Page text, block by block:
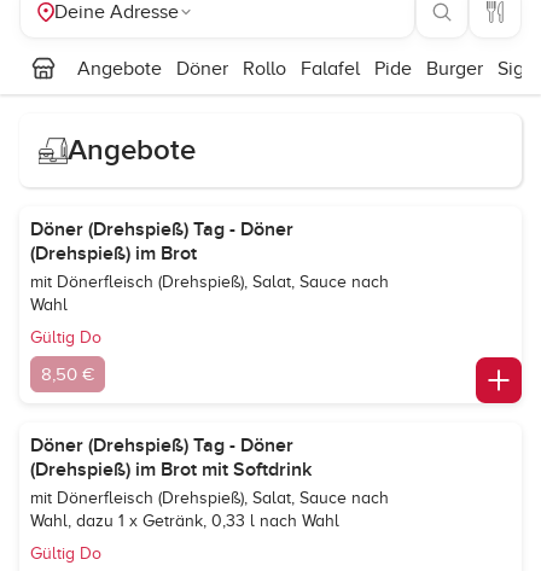
Deine Adresse
Angebote Döner Rollo Falafel Pide Burger
Angebote
Döner (Drehspieß) Tag - Döner
(Drehspieß) im Brot
mit Dönerfleisch (Drehspieß), Salat, Sauce nach
Wahl
Gültig Do
8,50 €
Döner (Drehspieß) Tag - Döner
(Drehspieß) im Brot mit Softdrink
mit Dönerfleisch (Drehspieß), Salat, Sauce nach
Wahl, dazu 1 x Getränk, 0,33 l nach Wahl
Gültig Do